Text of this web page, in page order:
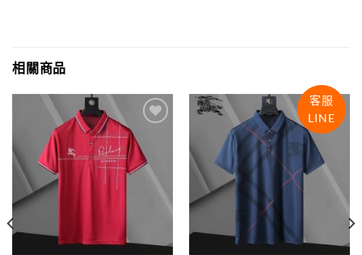
相關商品
Add to
wishlist
Add to
wishlist
客服
LINE